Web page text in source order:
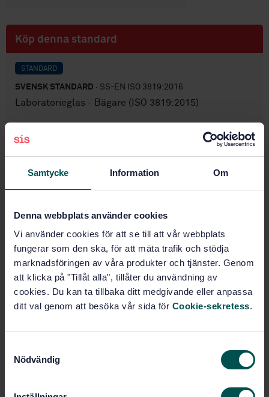
Samtycke Information Om
Denna webbplats använder cookies
Vi använder cookies för att se till att vår webbplats
fungerar som den ska, för att mäta trafik och stödja
marknadsföringen av våra produkter och tjänster. Genom
att klicka på "Tillåt alla", tillåter du användning av
cookies. Du kan ta tillbaka ditt medgivande eller anpassa
ditt val genom att besöka vår sida för Cookie-sekretess.
Nödvändig
Köp denna standard
STANDARD
SVENSK STANDARD · SS-EN ISO 3819:2016
Laboratorieglas - Bägare (ISO 3819:2015)
Prenumerera på standarden - Läs mer
Pris:687 SEK
PDF
Lägg i varukorgen
Produktinformation
Språk: Engelska
Framtagen av:
Renhetsteknik och
laboratorieutrustning, SIS/TK 108
Internationell titel:Laboratory glassware -
Artikelnummer: